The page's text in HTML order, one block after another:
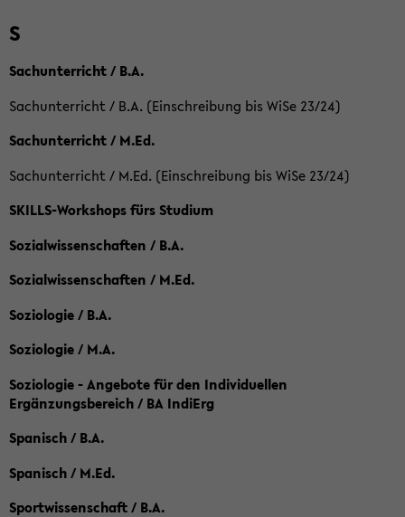
S
Sachunterricht / B.A.
Sachunterricht / B.A. (Einschreibung bis WiSe 23/24)
Sachunterricht / M.Ed.
Sachunterricht / M.Ed. (Einschreibung bis WiSe 23/24)
SKILLS-Workshops fürs Studium
Sozialwissenschaften / B.A.
Sozialwissenschaften / M.Ed.
Soziologie / B.A.
Soziologie / M.A.
Soziologie - Angebote für den Individuellen
Ergänzungsbereich / BA IndiErg
Spanisch / B.A.
Spanisch / M.Ed.
Sportwissenschaft / B.A.